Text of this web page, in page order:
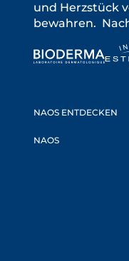
und Herzstück
bewahren.
NAOS ENTDECKEN
NAOS